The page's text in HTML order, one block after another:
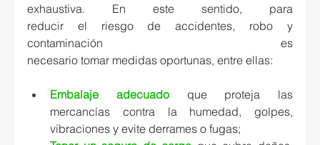
exhaustiva. En este sentido, para
reducir el riesgo de accidentes, robo y
contaminación es
necesario tomar medidas oportunas, entre ellas:
Embalaje adecuado que proteja las
mercancías contra la humedad, golpes,
vibraciones y evite derrames o fugas;